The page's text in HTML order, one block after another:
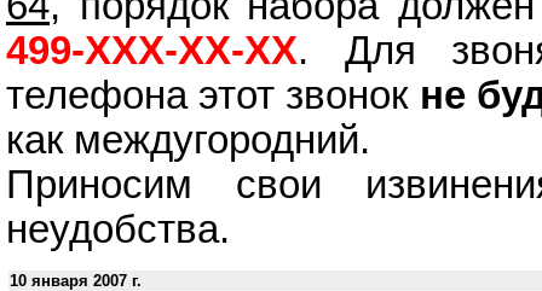
499-ХХХ-ХХ-ХХ. Для
телефона этот звонок не
как междугородний.
Приносим свои
неудобства.
10 января 2007 г.